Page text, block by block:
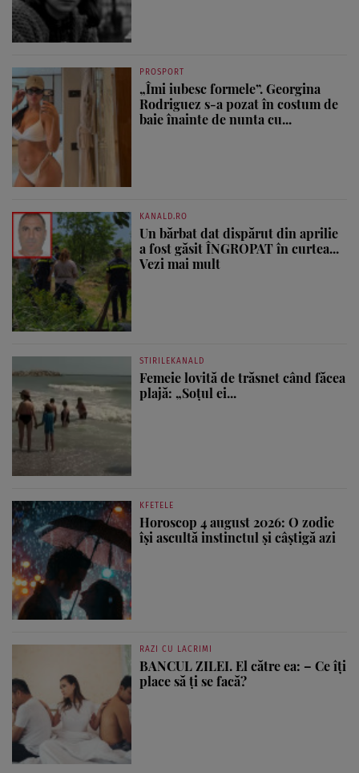
PROSPORT
„Îmi iubesc formele”. Georgina
Rodriguez s-a pozat în costum de
baie înainte de nunta cu...
KANALD.RO
Un bărbat dat dispărut din aprilie
a fost găsit ÎNGROPAT în curtea...
Vezi mai mult
STIRILEKANALD
Femeie lovită de trăsnet când făcea
plajă: „Soțul ei...
KFETELE
Horoscop 4 august 2026: O zodie
își ascultă instinctul și câștigă azi
RAZI CU LACRIMI
BANCUL ZILEI. El către ea: – Ce îți
place să ți se facă?